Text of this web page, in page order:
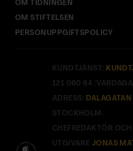
OM TIDNINGEN
OM STIFTELSEN
PERSONUPPGIFTSPOLICY
KUNDTJÄNST:
121 060 64
ADRESS:
STOCKHOLM.
CHEFREDAKTÖR
UTGIVARE JONAS